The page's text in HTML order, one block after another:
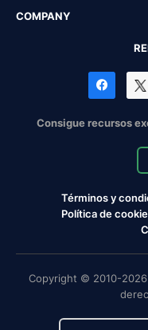
COMPANY
Consigue recursos
Términos y
Política de
Copyright © 2010-2026